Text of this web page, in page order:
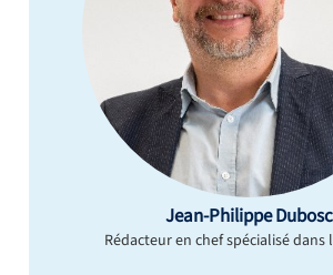
Jean-Philippe Dubosc
Rédacteur en chef spécialisé